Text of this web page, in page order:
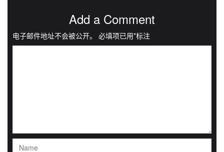
Add a Comment
电子邮件地址不会被公开。 必填项已用*标注